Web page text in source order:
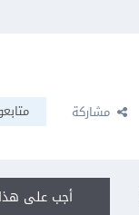
مشاركة
أجب على